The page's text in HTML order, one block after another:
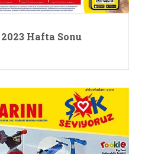
Hafta Sonu